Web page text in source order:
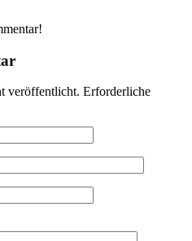
veröffentlicht. Erforderliche